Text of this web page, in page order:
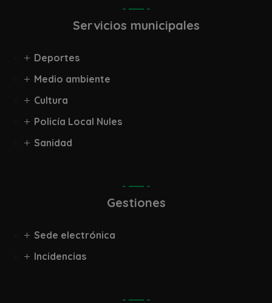
Servicios municipales
Deportes
Medio ambiente
Cultura
Policía Local Nules
Sanidad
Gestiones
Sede electrónica
Incidencias